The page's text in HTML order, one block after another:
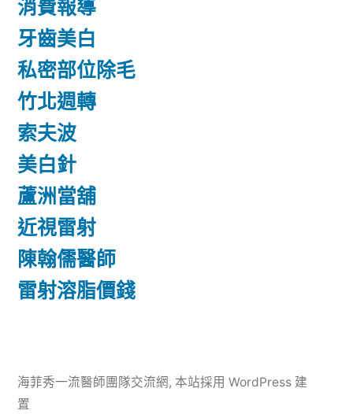
消費報導
牙齒美白
私密部位除毛
竹北週轉
索夫波
美白針
蘆洲當舖
近視雷射
陳翰儒醫師
雷射溶脂價錢
海菲秀一流醫師團隊交流網, 本站採用 WordPress 建
置